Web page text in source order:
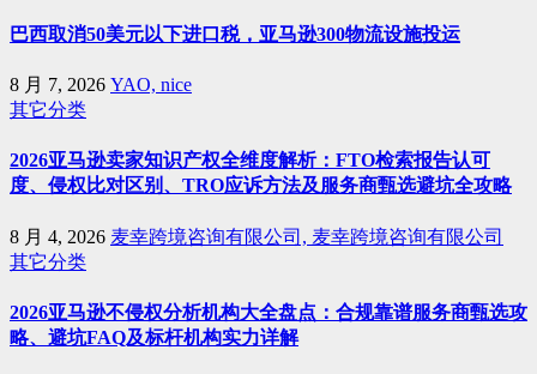
巴西取消50美元以下进口税，亚马逊300物流设施投运
8 月 7, 2026 YAO, nice
其它分类
2026亚马逊卖家知识产权全维度解析：FTO检索报告认可
度、侵权比对区别、TRO应诉方法及服务商甄选避坑全攻略
8 月 4, 2026 麦幸跨境咨询有限公司, 麦幸跨境咨询有限公司
其它分类
2026亚马逊不侵权分析机构大全盘点：合规靠谱服务商甄选攻
略、避坑FAQ及标杆机构实力详解